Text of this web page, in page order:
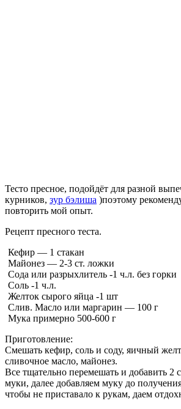
Тесто пресное, подойдёт для разной
курников, зур бэлиша )поэтому
повторить мой опыт.
Рецепт пресного теста.
Кефир — 1 стакан
Майонез — 2-3 ст. ложки
Сода или разрыхлитель -1 ч.л. без горки
Соль -1 ч.л.
Желток сырого яйца -1 шт
Слив. Масло или маргарин — 100 г
Мука примерно 500-600 г
Приготовление:
Смешать кефир, соль и соду, яичный
сливочное масло, майонез.
Все тщательно перемешать и добавить 2
муки, далее добавляем муку до
чтобы не приставало к рукам, даем